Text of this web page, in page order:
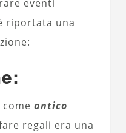
eventi
riportata una
antico
regali era una